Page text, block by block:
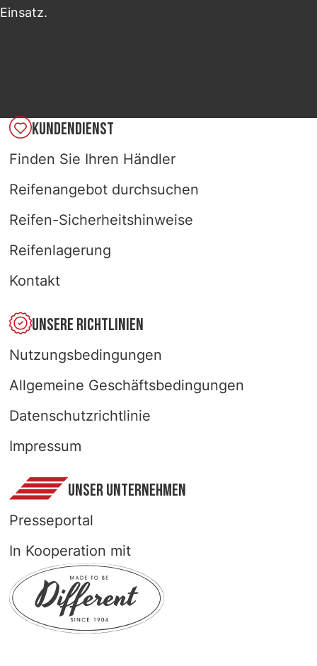
Einsatz.
KUNDENDIENST
Finden Sie Ihren Händler
Reifenangebot durchsuchen
Reifen-Sicherheitshinweise
Reifenlagerung
Kontakt
UNSERE RICHTLINIEN
Nutzungsbedingungen
Allgemeine Geschäftsbedingungen
Datenschutzrichtlinie
Impressum
UNSER UNTERNEHMEN
Presseportal
In Kooperation mit